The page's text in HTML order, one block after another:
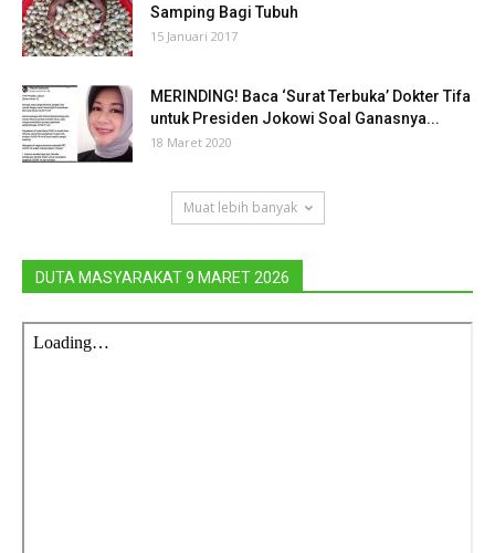
Samping Bagi Tubuh
15 Januari 2017
MERINDING! Baca ‘Surat Terbuka’ Dokter Tifa
untuk Presiden Jokowi Soal Ganasnya...
18 Maret 2020
Muat lebih banyak
DUTA MASYARAKAT 9 MARET 2026